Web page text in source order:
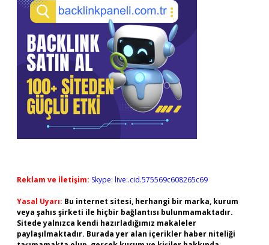
Reklam ve İletişim: Skype: live:.cid.575569c608265c69
Yasal Uyarı: Bu internet sitesi, herhangi bir marka, kurum
veya şahıs şirketi ile hiçbir bağlantısı bulunmamaktadır.
Sitede yalnızca kendi hazırladığımız makaleler
paylaşılmaktadır. Burada yer alan içerikler haber niteliği